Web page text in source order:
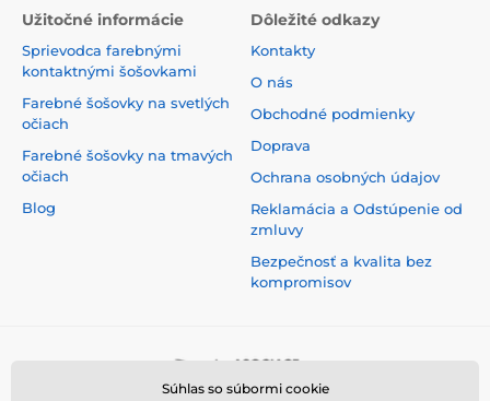
Užitočné informácie
Sprievodca farebnými
kontaktnými šošovkami
Farebné šošovky na svetlých
očiach
Farebné šošovky na tmavých
očiach
Blog
Dôležité odkazy
Kontakty
O nás
Obchodné podmienky
Doprava
Ochrana osobných údajov
Reklamácia a Odstúpenie od
zmluvy
Bezpečnosť a kvalita bez
kompromisov
Súhlas so súbormi cookie